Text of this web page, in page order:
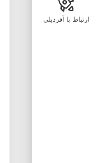
ارتباط با آفردیلی